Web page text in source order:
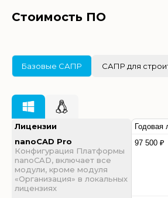
Стоимость ПО
Базовые САПР САПР для
Лицензии
nanoCAD Pro
Конфигурация Платформы
nanoCAD, включает все
модули, кроме модуля
«Организация» в локальных
лицензиях
Годовая
97 500 ₽